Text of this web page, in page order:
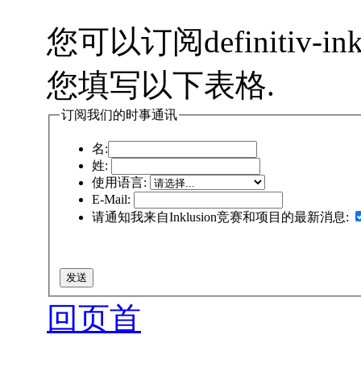
您可以订阅definitiv-
您填写以下表格.
订阅我们的时事通讯
名:
姓:
使用语言:
E-Mail:
请通知我来自Inklusion竞赛和项目的最新消息:
回页首